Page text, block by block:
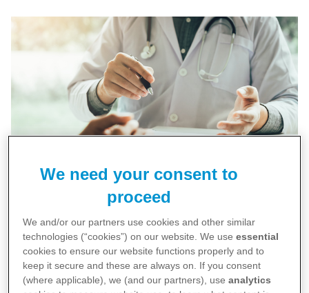
A adesão ao tratamento se dá quando o
comportamento do paciente coincide com as
orientações para controlar ou curar a sua doença.
We need your consent to
proceed
We and/or our partners use cookies and other similar
technologies (“cookies”) on our website. We useessential
cookies to ensure our website functions properly and to
keep it secure and these are always on. If you consent
(where applicable), we (and our partners), useanalytics